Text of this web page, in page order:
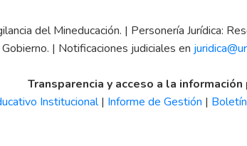
del Mineducación. | Personería Jurídica:
Gobierno. | Notificaciones judiciales en
Transparencia y acceso a la información
Institucional| Informe de Gestión |